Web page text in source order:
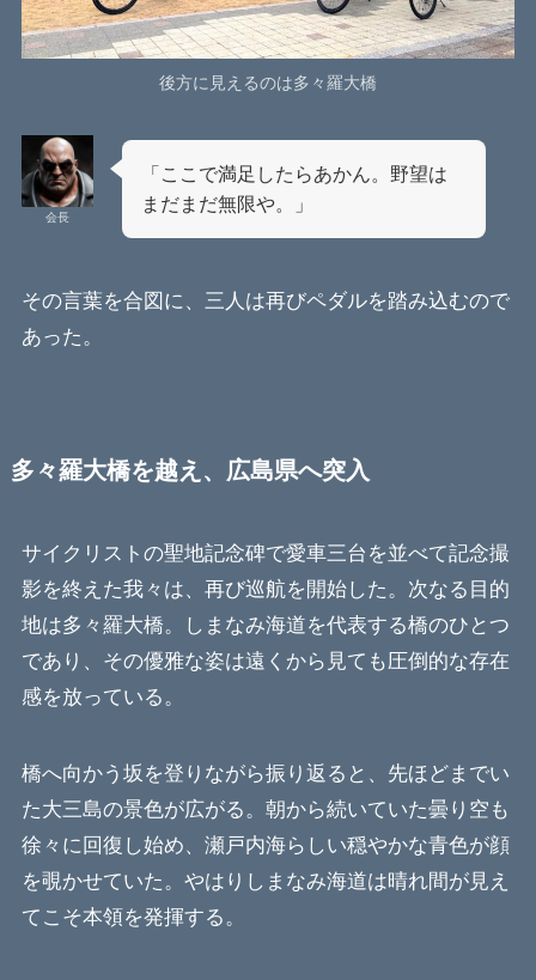
後方に見えるのは多々羅大橋
会長
「ここで満足したらあかん。野望は
まだまだ無限や。」
その言葉を合図に、三人は再びペダルを踏み込むので
あった。
多々羅大橋を越え、広島県へ突入
サイクリストの聖地記念碑で愛車三台を並べて記念撮
影を終えた我々は、再び巡航を開始した。次なる目的
地は多々羅大橋。しまなみ海道を代表する橋のひとつ
であり、その優雅な姿は遠くから見ても圧倒的な存在
感を放っている。
橋へ向かう坂を登りながら振り返ると、先ほどまでい
た大三島の景色が広がる。朝から続いていた曇り空も
徐々に回復し始め、瀬戸内海らしい穏やかな青色が顔
を覗かせていた。やはりしまなみ海道は晴れ間が見え
てこそ本領を発揮する。